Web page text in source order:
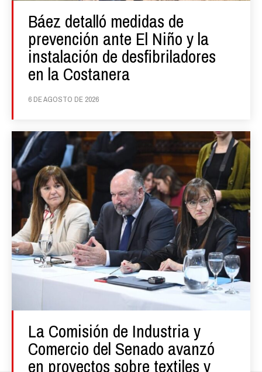
Báez detalló medidas de
prevención ante El Niño y la
instalación de desfibriladores
en la Costanera
6 DE AGOSTO DE 2026
La Comisión de Industria y
Comercio del Senado avanzó
en proyectos sobre textiles y